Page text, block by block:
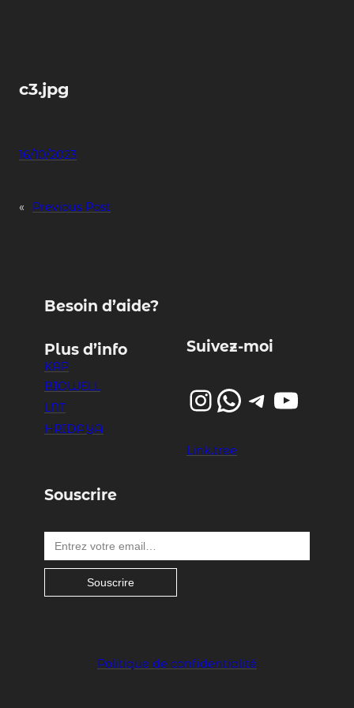
c3.jpg
16/10/2023
« Previous Post
Besoin d’aide?
Plus d’info
KAP
BIOWELL
LNT
HRIDAYA
Suivez-moi
InstagramWhatsApp Telegram YouTube
Link.tree
Souscrire
Entrez votre email…
Souscrire
Politique de confidentialité